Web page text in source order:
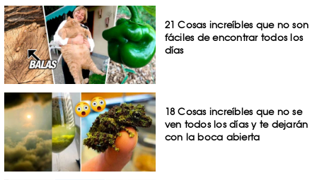
21 Cosas increíbles que no son
fáciles de encontrar todos los
días
18 Cosas increíbles que no se
ven todos los días y te dejarán
con la boca abierta